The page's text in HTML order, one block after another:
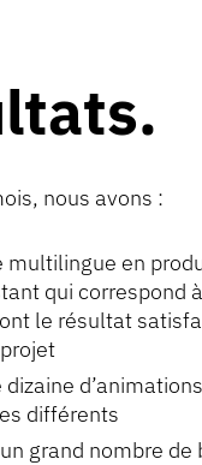
nous avons :
multilingue en
qui correspond
le résultat
différents
grand nombre de